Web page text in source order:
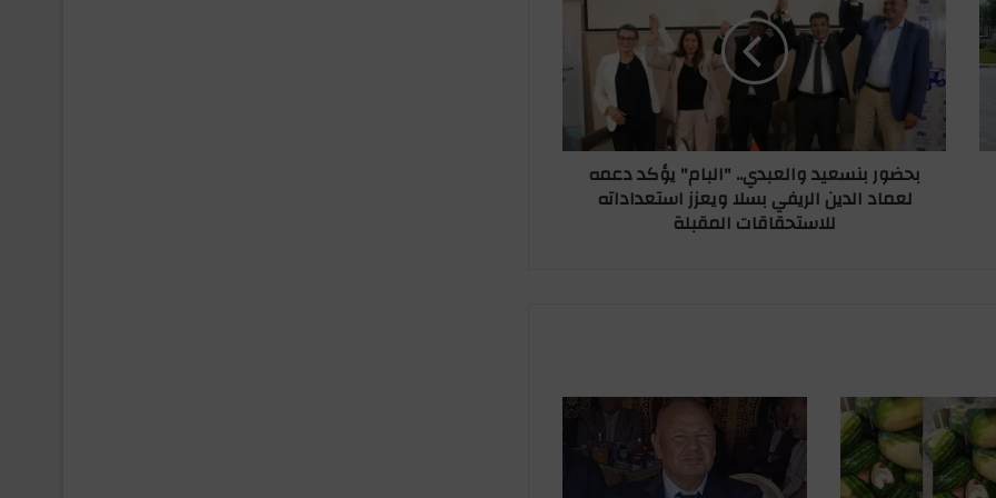
ب
ن
س
ع
.
"
ا
ل
بحضور بنسعيد والعبدي.. "البام" يؤكد دعمه
لعماد الدين الريفي بسلا ويعزز استعداداته
للاستحقاقات المقبلة